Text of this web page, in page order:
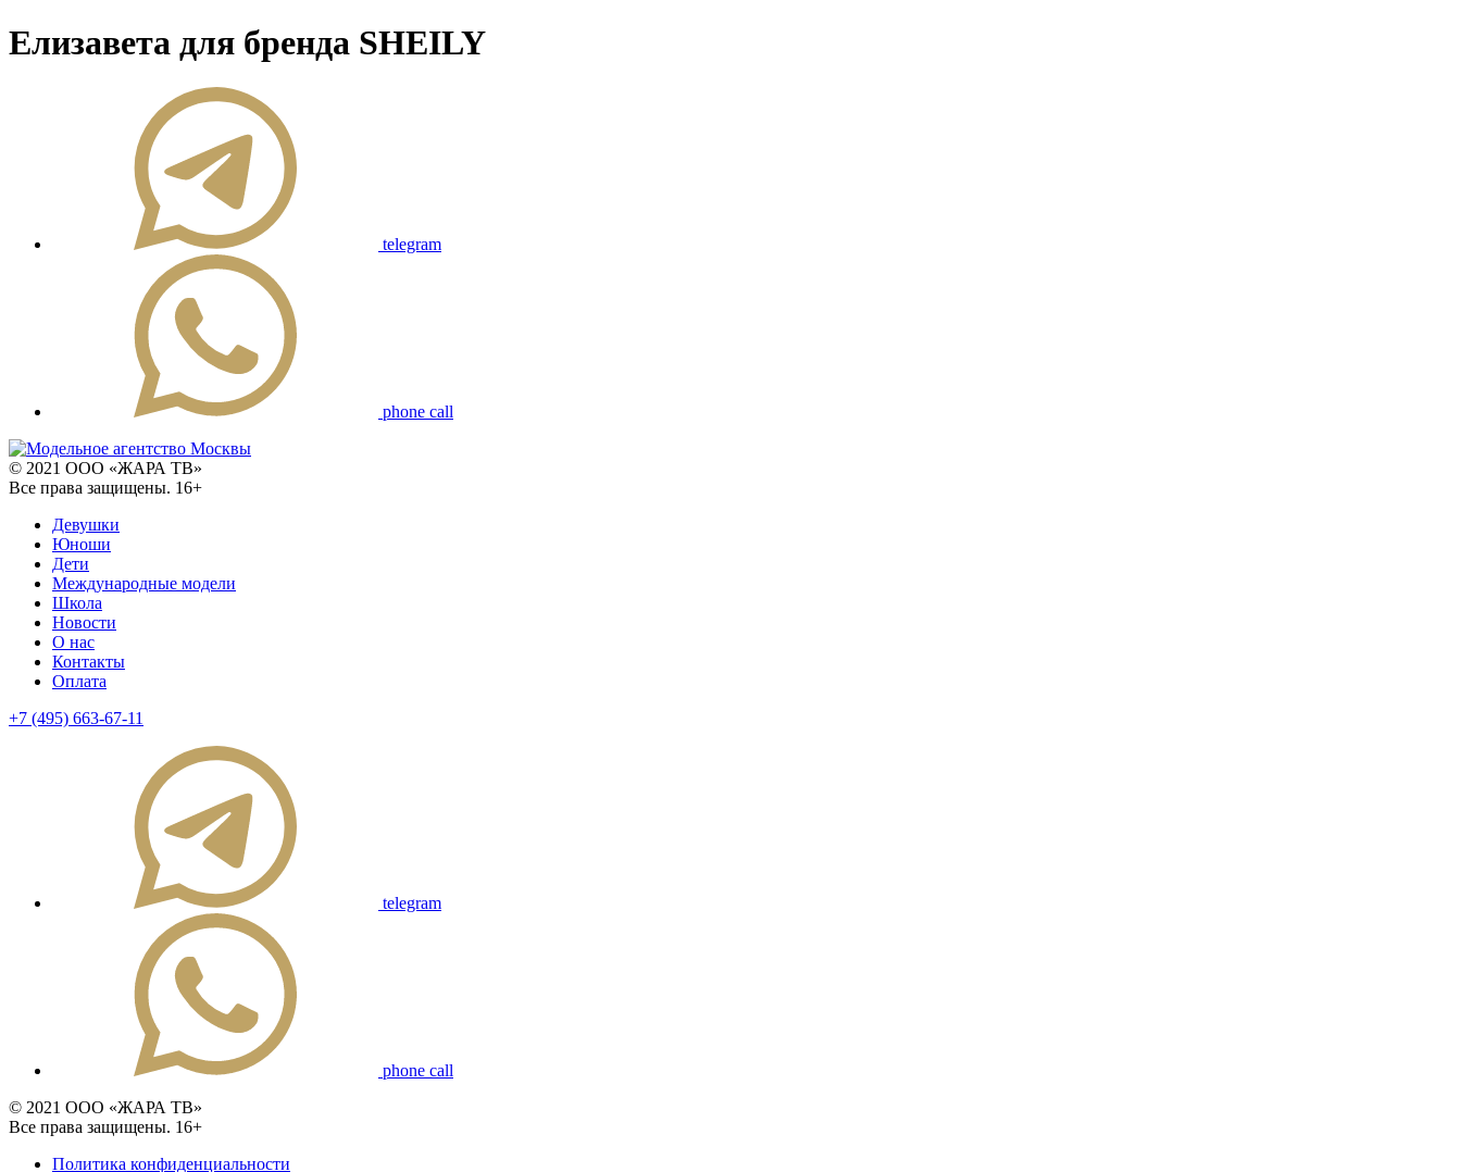
Елизавета для бренда SHEILY
telegram
phone call
© 2021 ООО «ЖАРА ТВ»
Все права защищены. 16+
Девушки
Юноши
Дети
Международные модели
Школа
Новости
О нас
Контакты
Оплата
+7 (495) 663-67-11
telegram
phone call
© 2021 ООО «ЖАРА ТВ»
Все права защищены. 16+
Политика конфиденциальности